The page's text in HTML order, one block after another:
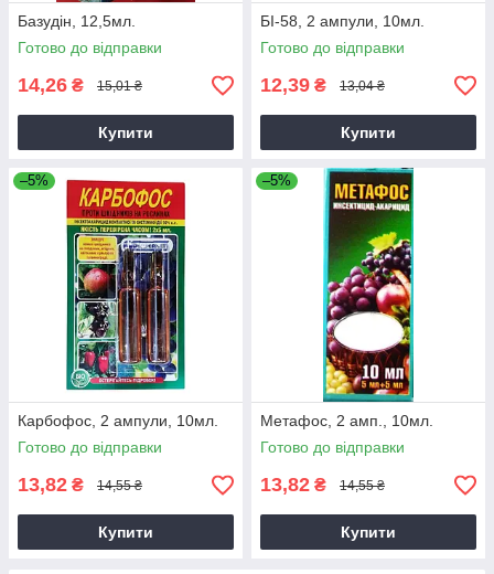
Базудін, 12,5мл.
Готово до відправки
14,26 ₴ 15,01 ₴
Купити
БІ-58, 2 ампули, 10мл.
Готово до відправки
12,39 ₴ 13,04 ₴
Купити
–5%
Карбофос, 2 ампули, 10мл.
Готово до відправки
13,82 ₴ 14,55 ₴
Купити
–5%
Метафос, 2 амп., 10мл.
Готово до відправки
13,82 ₴ 14,55 ₴
Купити